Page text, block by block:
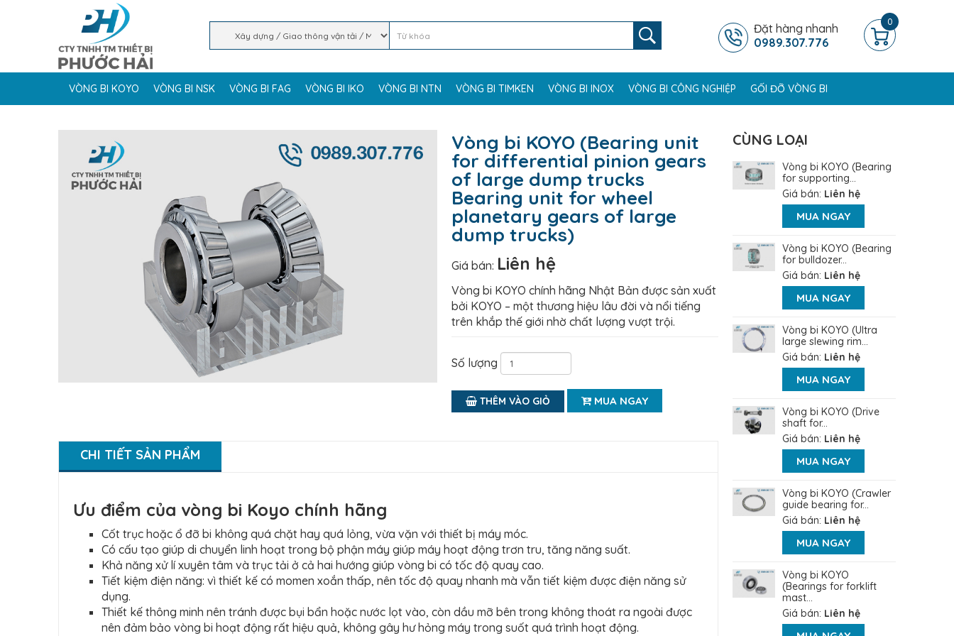
Đặt hàng nhanh
0989.307.776
0
VÒNG BI KOYO VÒNG BI NSK VÒNG BI FAG VÒNG BI IKO VÒNG BI NTN VÒNG BI TIMKEN VÒNG BI INOX VÒNG BI CÔNG NGHIỆP GỐI ĐỠ VÒNG BI
Vòng bi KOYO (Bearing unit
for differential pinion gears
of large dump trucks
Bearing unit for wheel
planetary gears of large
dump trucks)
Giá bán: Liên hệ
Vòng bi KOYO chính hãng Nhật Bản được sản xuất
bởi KOYO – một thương hiệu lâu đời và nổi tiếng
trên khắp thế giới nhờ chất lượng vượt trội.
Số lượng
THÊM VÀO GIỎ MUA NGAY
CHI TIẾT SẢN PHẨM
Ưu điểm của vòng bi Koyo chính hãng
Cốt trục hoặc ổ đỡ bi không quá chặt hay quá lỏng, vừa vặn với thiết bị máy móc.
Có cấu tạo giúp di chuyển linh hoạt trong bộ phận máy giúp máy hoạt động trơn tru, tăng năng suất.
Khả năng xử lí xuyên tâm và trục tải ở cả hai hướng giúp vòng bi có tốc độ quay cao.
Tiết kiệm điện năng: vì thiết kế có momen xoắn thấp, nên tốc độ quay nhanh mà vẫn tiết kiệm được điện năng sử
dụng.
Thiết kế thông minh nên tránh được bụi bẩn hoặc nước lọt vào, còn dầu mỡ bên trong không thoát ra ngoài được
nên đảm bảo vòng bi hoạt động rất hiệu quả, không gây hư hỏng máy trong suốt quá trình hoạt động.
CÙNG LOẠI
Vòng bi KOYO (Bearing
for supporting...
Giá bán: Liên hệ
MUA NGAY
Vòng bi KOYO (Bearing
for bulldozer...
Giá bán: Liên hệ
MUA NGAY
Vòng bi KOYO (Ultra
large slewing rim...
Giá bán: Liên hệ
MUA NGAY
Vòng bi KOYO (Drive
shaft for...
Giá bán: Liên hệ
MUA NGAY
Vòng bi KOYO (Crawler
guide bearing for...
Giá bán: Liên hệ
MUA NGAY
Vòng bi KOYO
(Bearings for forklift
mast...
Giá bán: Liên hệ